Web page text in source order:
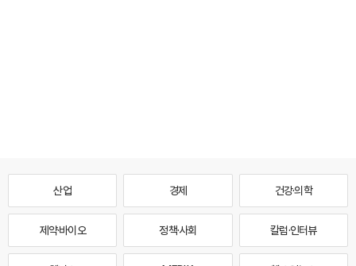
산업 경제 건강·의학
제약·바이오 정책·사회 칼럼·인터뷰